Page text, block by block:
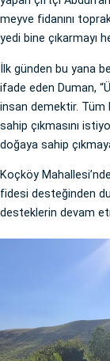
meyve fidanını
yedi bine çıkarmayı
İlk günden bu yana
ifade eden Duman,
insan demektir. Tüm
sahip çıkmasını
doğaya sahip
Koçköy
fidesi desteğinden
desteklerin devam